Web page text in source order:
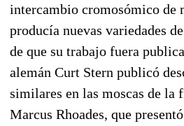
intercambio cromosómico de
producía nuevas variedades
de que su trabajo fuera
alemán Curt Stern publicó
similares en las moscas de la
Marcus Rhoades, que